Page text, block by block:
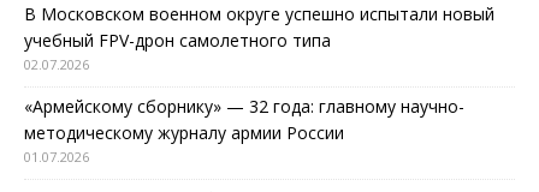
В Московском военном округе успешно испытали новый
учебный FPV-дрон самолетного типа
02.07.2026
«Армейскому сборнику» — 32 года: главному научно-
методическому журналу армии России
01.07.2026